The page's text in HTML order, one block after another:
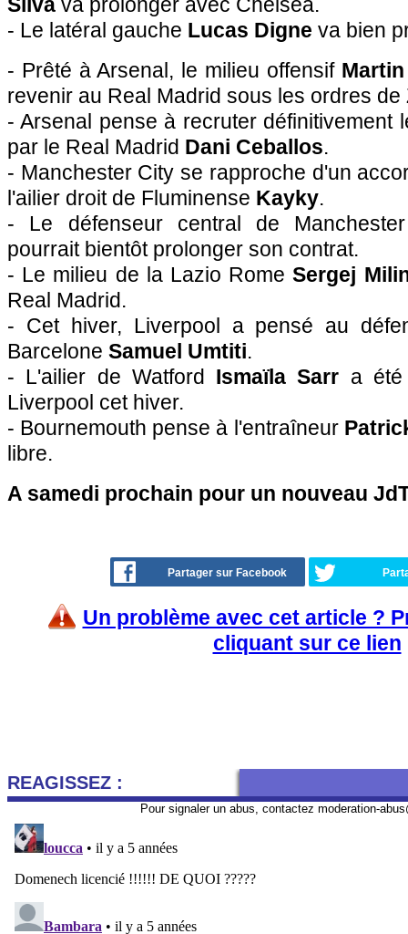
- Le latéral gauche Lucas Digne va bien
- Prêté à Arsenal, le milieu offensif
revenir au Real Madrid sous les ordres de
- Arsenal pense à recruter définitivement
par le Real Madrid Dani Ceballos.
- Manchester City se rapproche d'un
l'ailier droit de Fluminense Kayky.
- Le défenseur central de
pourrait bientôt prolonger son contrat.
- Le milieu de la Lazio RomeSergej
Real Madrid.
- Cet hiver, Liverpool a pensé au
Barcelone Samuel Umtiti.
- L'ailier de Watford Ismaïla Sarr a
Liverpool cet hiver.
- Bournemouth pense à l'entraîneur
libre.
A samedi prochain pour un nouveau
Partager sur Facebook
Un problème avec cet article ?
cliquant sur ce lien
REAGISSEZ :
Pour signaler un abus, contactez moderation-